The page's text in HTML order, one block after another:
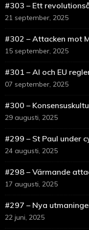
#303 – Ett
21 september, 2025
#302 – Attacken mot
15 september, 2025
#301 – AI och EU
07 september, 2025
#300 –
29 augusti, 2025
#299 – St Paul under
24 augusti, 2025
#298 – Värmande
17 augusti, 2025
#297 – Nya
22 juni, 2025